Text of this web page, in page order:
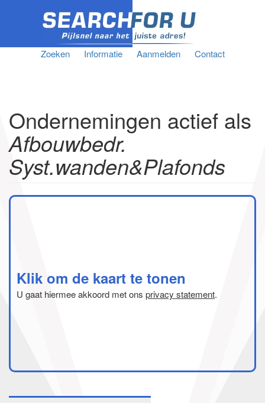
Zoeken Informatie Aanmelden Contact
Ondernemingen actief als
Afbouwbedr.
Syst.wanden&Plafonds
Klik om de kaart te tonen
U gaat hiermee akkoord met ons privacy statement.